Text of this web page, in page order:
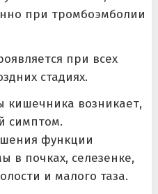
при тромбоэмболии
при всех
стадиях.
кишечника возникает,
симптом.
функции
в почках, селезенке,
и малого таза.